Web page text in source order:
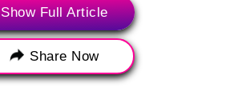
Show Full Article
Share Now